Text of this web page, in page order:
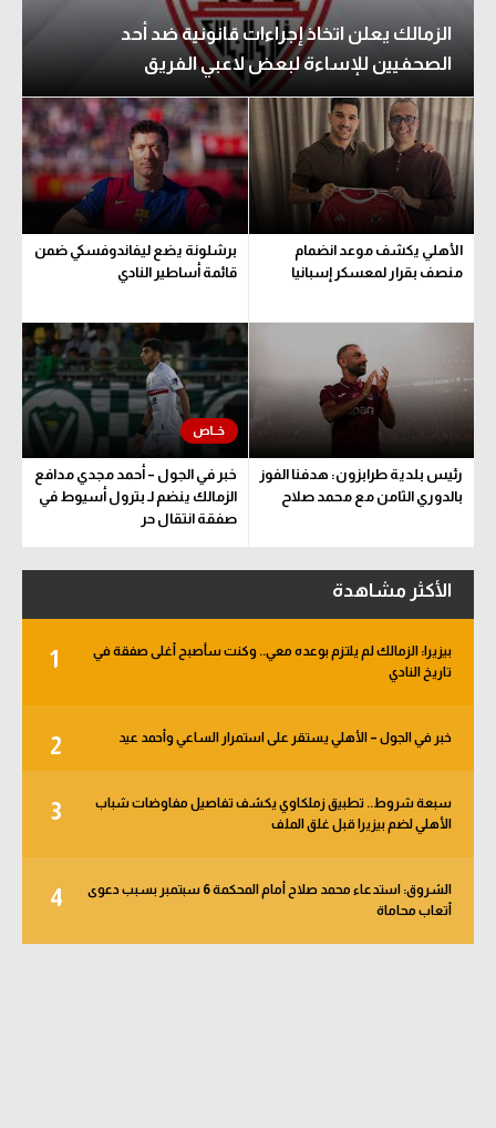
الزمالك يعلن اتخاذ إجراءات قانونية ضد أحد
الصحفيين للإساءة لبعض لاعبي الفريق
الأهلي يكشف موعد انضمام
منصف بقرار لمعسكر إسبانيا
برشلونة يضع ليفاندوفسكي ضمن
قائمة أساطير النادي
رئيس بلدية طرابزون: هدفنا الفوز
بالدوري الثامن مع محمد صلاح
خبر في الجول – أحمد مجدي مدافع
الزمالك ينضم لـ بترول أسيوط في
صفقة انتقال حر
الأكثر مشاهدة
1
بيزيرا: الزمالك لم يلتزم بوعده معي.. وكنت سأصبح أغلى صفقة في
تاريخ النادي
2 خبر في الجول – الأهلي يستقر على استمرار الساعي وأحمد عيد
3
سبعة شروط.. تطبيق زملكاوي يكشف تفاصيل مفاوضات شباب
الأهلي لضم بيزيرا قبل غلق الملف
4
الشروق: استدعاء محمد صلاح أمام المحكمة 6 سبتمبر بسبب دعوى
أتعاب محاماة